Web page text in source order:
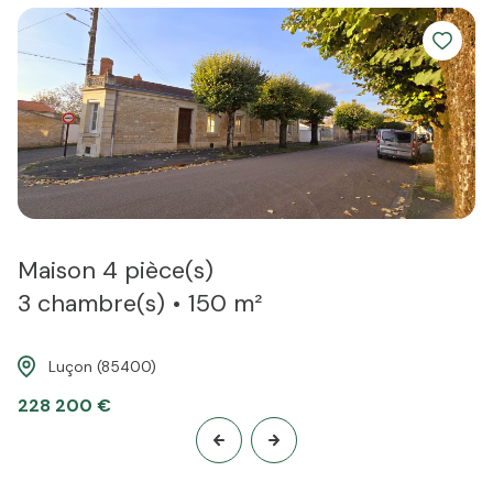
toit de vos rêves".
Maison 4 pièce(s)
3 chambre(s)
150 m²
Luçon (85400)
228 200 €